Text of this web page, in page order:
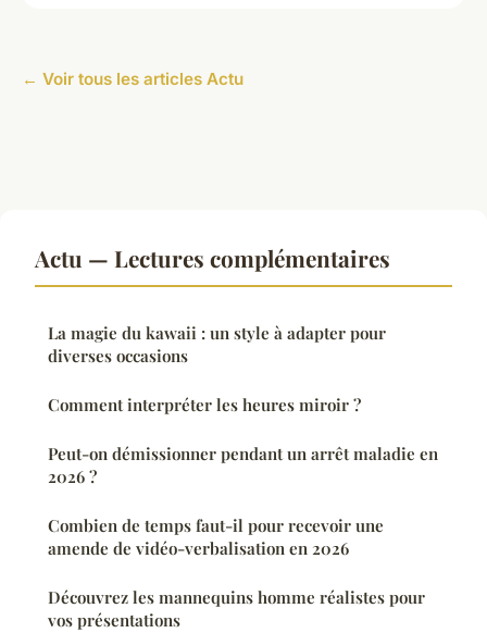
← Voir tous les articles Actu
Actu — Lectures complémentaires
La magie du kawaii : un style à adapter pour
diverses occasions
Comment interpréter les heures miroir ?
Peut-on démissionner pendant un arrêt maladie en
2026 ?
Combien de temps faut-il pour recevoir une
amende de vidéo-verbalisation en 2026
Découvrez les mannequins homme réalistes pour
vos présentations